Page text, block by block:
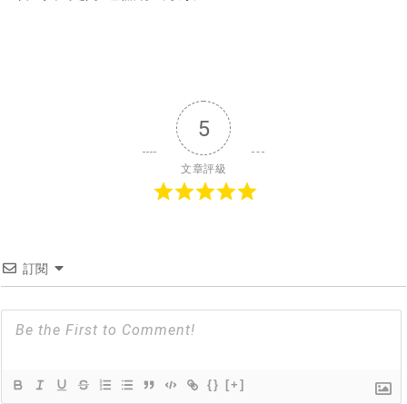
5
文章評級
訂閱
{} [+]